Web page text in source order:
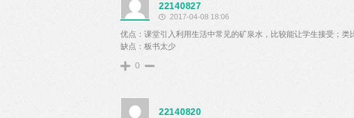
22140827
2017-04-08 18:06
优点：课堂引入利用生活中常见的矿泉水，比较能让学生接受；
缺点：板书太少
0
22140820